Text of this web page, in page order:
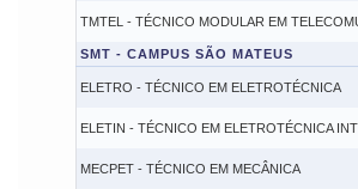
TMTEL - TÉCNICO MODULAR EM
SMT - CAMPUS SÃO MATEUS
ELETRO - TÉCNICO EM ELETROTÉCNICA
ELETIN - TÉCNICO EM ELETROTÉCNICA
MECPET - TÉCNICO EM MECÂNICA